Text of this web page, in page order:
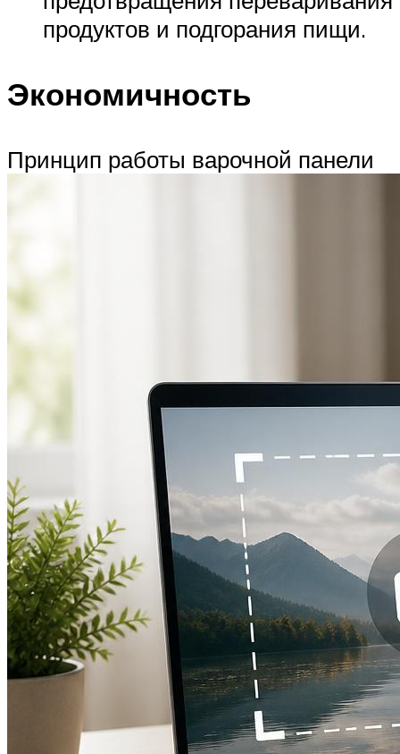
продуктов и подгорания пищи.
Экономичность
Принцип работы варочной панели